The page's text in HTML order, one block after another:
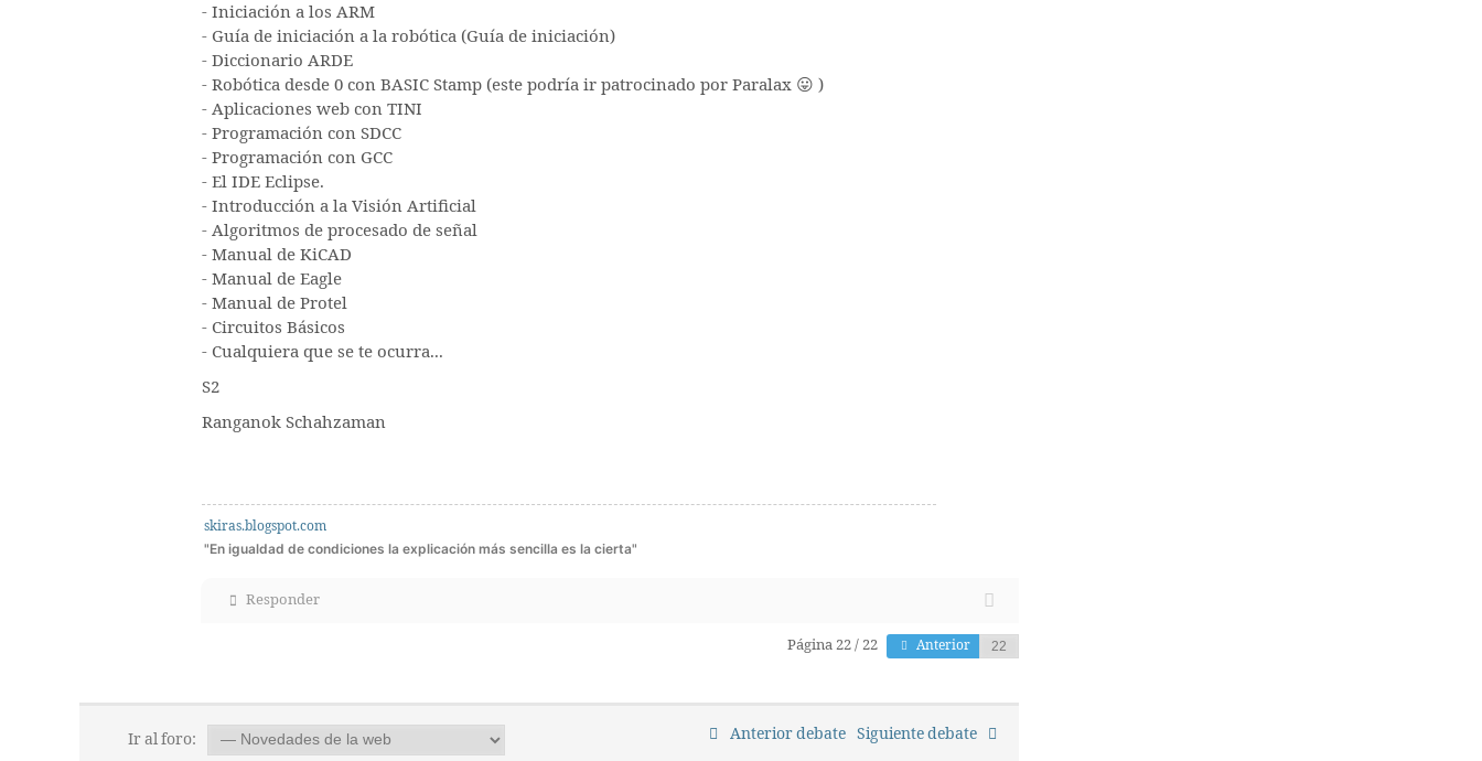
- Iniciación a los ARM
- Guía de iniciación a la robótica (Guía de iniciación)
- Diccionario ARDE
- Robótica desde 0 con BASIC Stamp (este podría ir patrocinado por Paralax 😛 )
- Aplicaciones web con TINI
- Programación con SDCC
- Programación con GCC
- El IDE Eclipse.
- Introducción a la Visión Artificial
- Algoritmos de procesado de señal
- Manual de KiCAD
- Manual de Eagle
- Manual de Protel
- Circuitos Básicos
- Cualquiera que se te ocurra...
S2
Ranganok Schahzaman
skiras.blogspot.com
"En igualdad de condiciones la explicación más sencilla es la cierta"
Responder
Página 22 / 22 Anterior
Ir al foro: Anterior debate Siguiente debate